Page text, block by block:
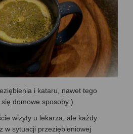
i kataru, nawet tego
domowe sposoby:)
wizyty u lekarza, ale każdy
w sytuacji przeziębieniowej